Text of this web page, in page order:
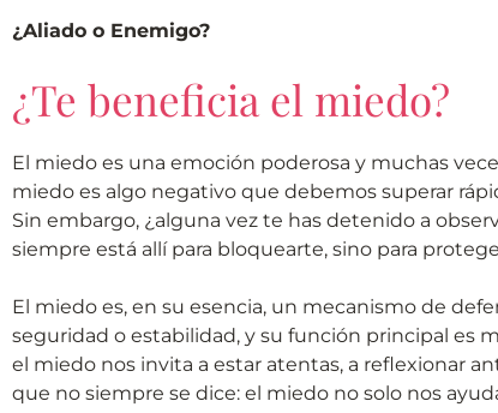
¿Aliado o Enemigo?
¿Te beneficia el miedo?
El miedo es una emoción poderosa y muchas
miedo es algo negativo que debemos superar
Sin embargo, ¿alguna vez te has detenido a
siempre está allí para bloquearte, sino para
El miedo es, en su esencia, un mecanismo de
seguridad o estabilidad, y su función principal es
el miedo nos invita a estar atentas, a reflexionar
que no siempre se dice: el miedo no solo nos